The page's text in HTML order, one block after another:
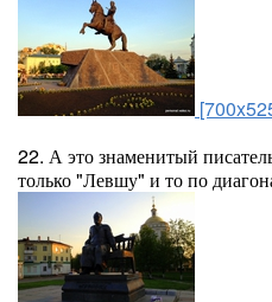
22. А это знаменитый
только "Левшу" и то по